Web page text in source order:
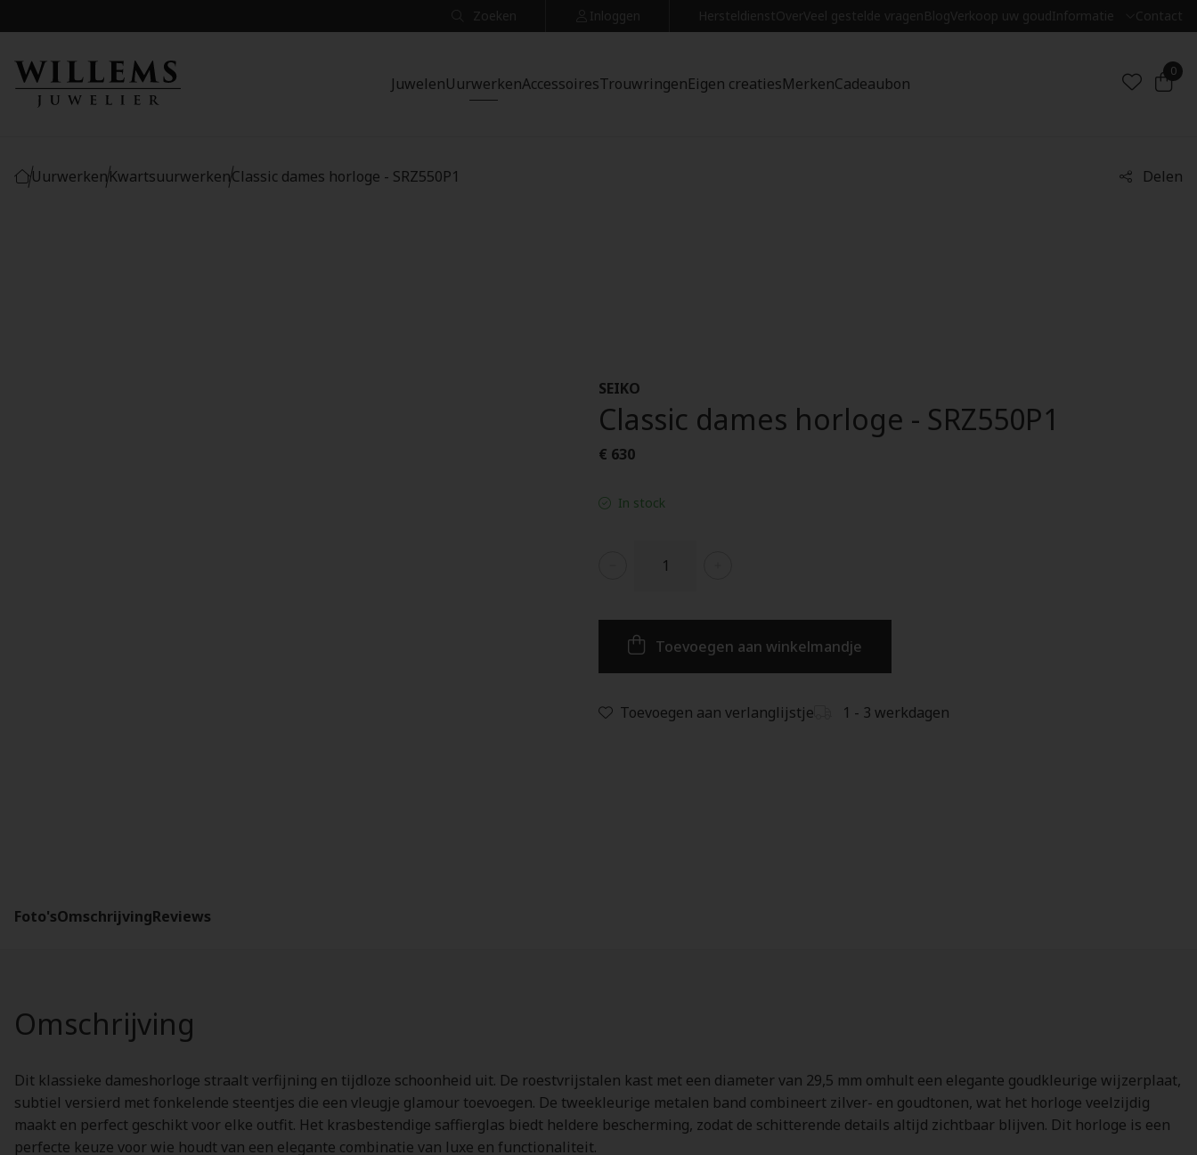
Zoeken Inloggen HersteldienstOverVeel gestelde vragenBlogVerkoop uw goudInformatie Contact
JuwelenUurwerkenAccessoiresTrouwringenEigen creatiesMerkenCadeaubon
0
UurwerkenKwartsuurwerkenClassic dames horloge - SRZ550P1 Delen
SEIKO
Classic dames horloge - SRZ550P1
€ 630
In stock
Toevoegen aan winkelmandje
Toevoegen aan verlanglijstje 1 - 3 werkdagen
Foto'sOmschrijvingReviews
Omschrijving
Dit klassieke dameshorloge straalt verfijning en tijdloze schoonheid uit. De roestvrijstalen kast met een diameter van 29,5 mm omhult een elegante goudkleurige wijzerplaat,
subtiel versierd met fonkelende steentjes die een vleugje glamour toevoegen. De tweekleurige metalen band combineert zilver- en goudtonen, wat het horloge veelzijdig
maakt en perfect geschikt voor elke outfit. Het krasbestendige saffierglas biedt heldere bescherming, zodat de schitterende details altijd zichtbaar blijven. Dit horloge is een
perfecte keuze voor wie houdt van een elegante combinatie van luxe en functionaliteit.